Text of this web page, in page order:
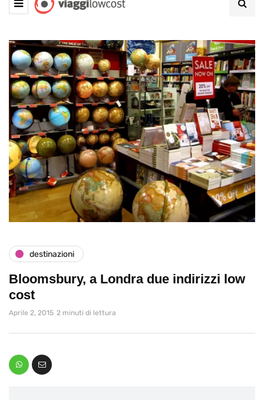
destinazioni
Bloomsbury, a Londra due indirizzi low
cost
Aprile 2, 2015 2 minuti di lettura